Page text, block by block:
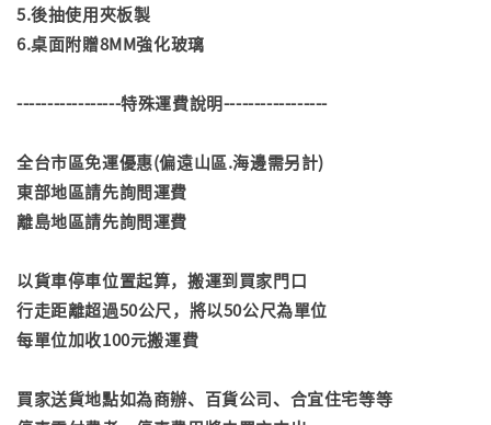
5.後抽使用夾板製
6.桌面附贈8MM強化玻璃
-----------------特殊運費說明-----------------
全台市區免運優惠(偏遠山區.海邊需另計)
東部地區請先詢問運費
離島地區請先詢問運費
以貨車停車位置起算，搬運到買家門口
行走距離超過50公尺，將以50公尺為單位
每單位加收100元搬運費
買家送貨地點如為商辦、百貨公司、合宜住宅等等